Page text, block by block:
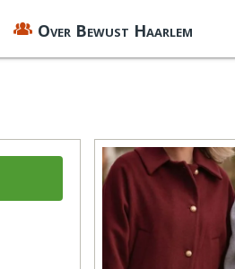
Over Bewust Haarlem